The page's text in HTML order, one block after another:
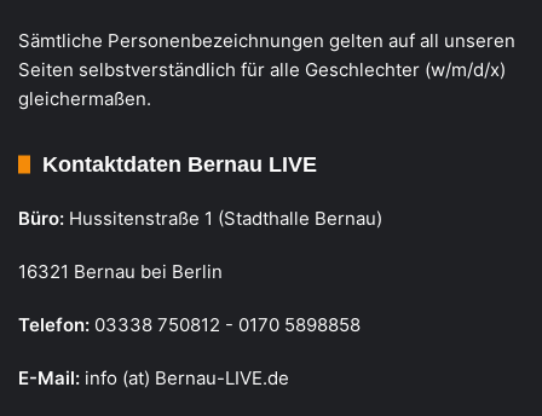
Sämtliche Personenbezeichnungen gelten auf all unseren
Seiten selbstverständlich für alle Geschlechter (w/m/d/x)
gleichermaßen.
Kontaktdaten Bernau LIVE
Büro: Hussitenstraße 1 (Stadthalle Bernau)
16321 Bernau bei Berlin
Telefon: 03338 750812 - 0170 5898858
E-Mail: info (at) Bernau-LIVE.de